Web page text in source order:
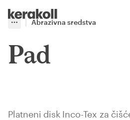
Go to Homepage
More
Toggle menu
Abrazivna sredstva
Pad
Platneni disk Inco-Tex za